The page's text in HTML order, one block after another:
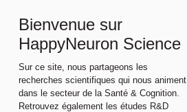
Bienvenue sur
HappyNeuron Science
Sur ce site, nous partageons les
recherches scientifiques qui nous animent
dans le secteur de la Santé & Cognition.
Retrouvez également les études R&D